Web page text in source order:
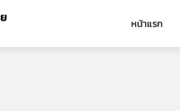
หน้าแรก